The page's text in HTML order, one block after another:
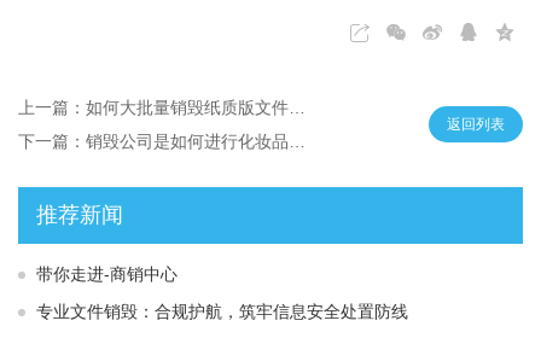
返回列表
推荐新闻
带你走进-商销中心
专业文件销毁：合规护航，筑牢信息安全处置防线